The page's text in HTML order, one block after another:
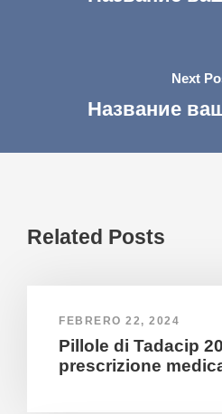
Next
Название
Related Posts
FEBRERO 22, 2024
Pillole di Tadacip
prescrizione